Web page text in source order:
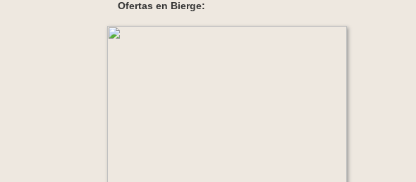
Ofertas en Bierge: